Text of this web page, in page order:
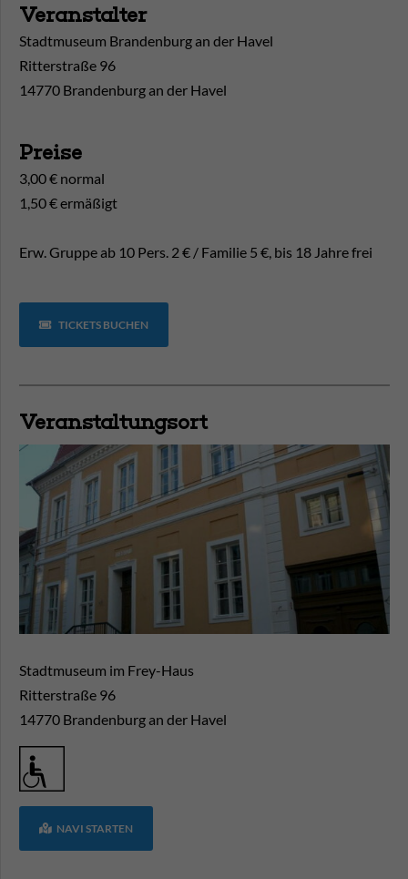
Veranstalter
Stadtmuseum Brandenburg an der Havel
Ritterstraße 96
14770 Brandenburg an der Havel
Preise
3,00 € normal
1,50 € ermäßigt
Erw. Gruppe ab 10 Pers. 2 € / Familie 5 €, bis 18 Jahre frei
TICKETS BUCHEN
Veranstaltungsort
Stadtmuseum im Frey-Haus
Ritterstraße 96
14770 Brandenburg an der Havel
NAVI STARTEN